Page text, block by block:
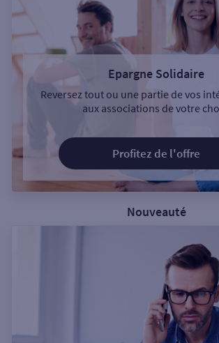
Epargne Solidaire
Reversez tout ou une partie de vos
aux associations de votre
Profitez de l'offre
Nouveauté